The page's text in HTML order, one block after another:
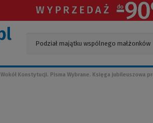
Wokół Konstytucji. Pisma Wybrane. Księga jubileuszowa